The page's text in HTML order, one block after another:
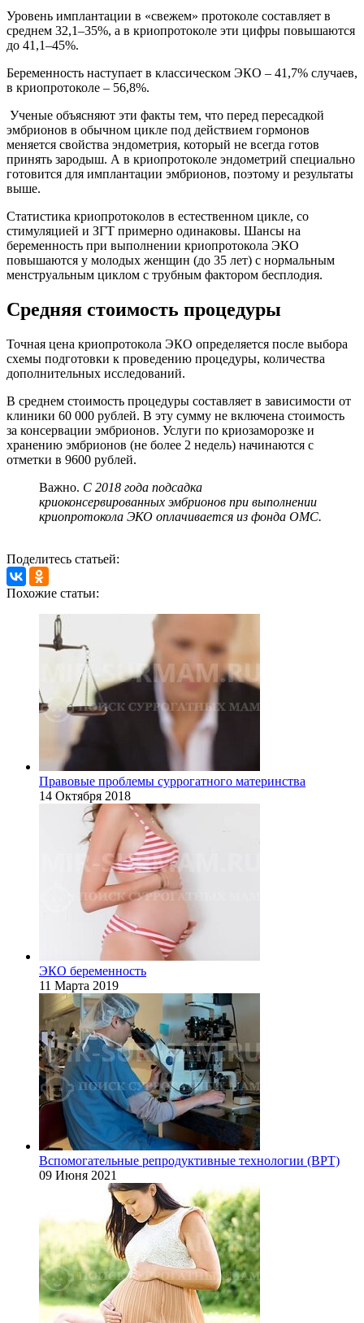
Уровень имплантации в «свежем» протоколе составляет в
среднем 32,1–35%, а в криопротоколе эти цифры повышаются
до 41,1–45%.
Беременность наступает в классическом ЭКО – 41,7% случаев,
в криопротоколе – 56,8%.
Ученые объясняют эти факты тем, что перед пересадкой
эмбрионов в обычном цикле под действием гормонов
меняется свойства эндометрия, который не всегда готов
принять зародыш. А в криопротоколе эндометрий специально
готовится для имплантации эмбрионов, поэтому и результаты
выше.
Статистика криопротоколов в естественном цикле, со
стимуляцией и ЗГТ примерно одинаковы. Шансы на
беременность при выполнении криопротокола ЭКО
повышаются у молодых женщин (до 35 лет) с нормальным
менструальным циклом с трубным фактором бесплодия.
Средняя стоимость процедуры
Точная цена криопротокола ЭКО определяется после выбора
схемы подготовки к проведению процедуры, количества
дополнительных исследований.
В среднем стоимость процедуры составляет в зависимости от
клиники 60 000 рублей. В эту сумму не включена стоимость
за консервации эмбрионов. Услуги по криозаморозке и
хранению эмбрионов (не более 2 недель) начинаются с
отметки в 9600 рублей.
Важно. С 2018 года подсадка
криоконсервированных эмбрионов при выполнении
криопротокола ЭКО оплачивается из фонда ОМС.
Поделитесь статьей:
Похожие статьи:
Правовые проблемы суррогатного материнства
14 Октября 2018
ЭКО беременность
11 Марта 2019
Вспомогательные репродуктивные технологии (ВРТ)
09 Июня 2021